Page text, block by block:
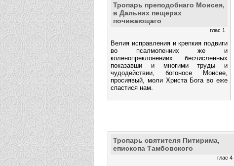
Тропарь преподобнаго Моисея,
в Дальних пещерах
почивающаго
глас 1
Велия исправления и крепкия подвиги
во псалмопениих же и
коленопреклонениих бесчисленных
показавши и многими труды и
чудодействии, богоносе Моисее,
просиявый, моли Христа Бога во еже
спастися нам.
Тропарь святителя Питирима,
епископа Тамбовского
глас 4